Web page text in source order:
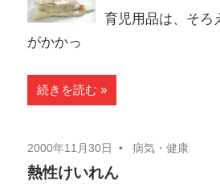
育児用品は、そろ
がかかっ
続きを読む
2000年11月30日 病気・健康
熱性けいれん